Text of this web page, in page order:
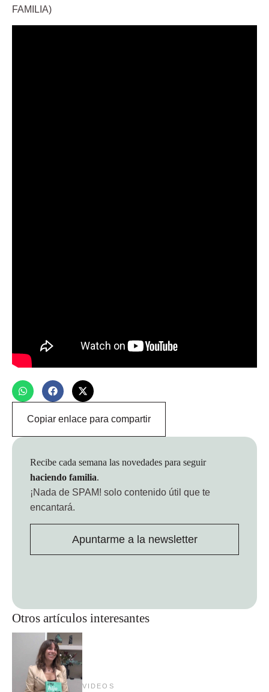
FAMILIA)
Copiar enlace para compartir
Otros artículos interesantes
VIDEOS
Recibe cada semana las novedades para seguir
haciendo familia.
¡Nada de SPAM! solo contenido útil que te
encantará.
Apuntarme a la newsletter